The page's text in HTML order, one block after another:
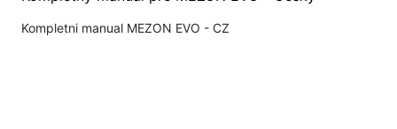
Kompletni manual MEZON EVO - CZ